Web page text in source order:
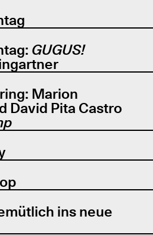
GUGUS!
Marion
David Pita Castro
ins neue